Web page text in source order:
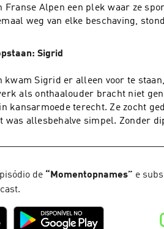
Franse Alpen een plek waar ze
weg van elke beschaving,
de veilige haven van de koffiebar
ruïne die er nog staat, om te
de enorme lap grond willen ze
De eerste boekingen van
werk voor de boeg. Froya
voorlopig reist ze nog maandelijks
stand met de steun van VAF/
listener for privacy
Sigrid
kwam Sigrid er alleen voor te
als onthaalouder bracht niet
kansarmoede terecht. Ze zocht
was allesbehalve simpel. Zonder
De jonge, alleenstaande
en productie: Jeroen
Dries Vermeulen, Sam Feys Deze
VAF/Mediafonds en de Vlaamse
for privacy information.
de “ Momentopnames” e